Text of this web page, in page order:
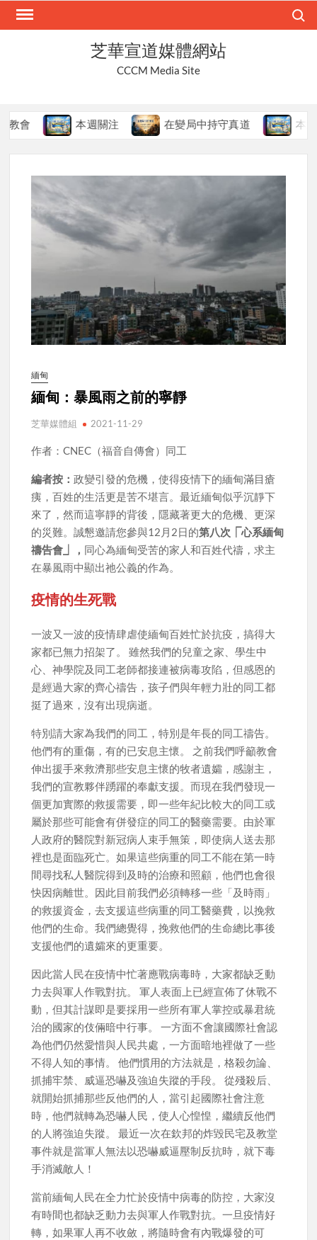
Skip
芝華宣道媒體網站
CCCM Media Site
本週關注 在變局中持守真道 本週關注
緬甸
緬甸：暴風雨之前的寧靜
芝華媒體組 2021-11-29
作者：CNEC（福音自傳會）同工
編者按：政變引發的危機，使得疫情下的緬甸滿目瘡
痍，百姓的生活更是苦不堪言。最近緬甸似乎沉靜下
來了，然而這寧靜的背後，隱藏著更大的危機、更深
的災難。誠懇邀請您參與12月2日的第八次⎾心系緬甸
禱告會⏌， 同心為緬甸受苦的家人和百姓代禱，求主
在暴風雨中顯出祂公義的作為。
疫情的生死戰
一波又一波的疫情肆虐使緬甸百姓忙於抗疫，搞得大
家都已無力招架了。 雖然我們的兒童之家、學生中
心、神學院及同工老師都接連被病毒攻陷，但感恩的
是經過大家的齊心禱告，孩子們與年輕力壯的同工都
挺了過來，沒有出現病逝。
特別請大家為我們的同工，特別是年長的同工禱告。
他們有的重傷，有的已安息主懷。 之前我們呼籲教會
伸出援手來救濟那些安息主懷的牧者遺孀，感謝主，
我們的宣教夥伴踴躍的奉獻支援。而現在我們發現一
個更加實際的救援需要，即一些年紀比較大的同工或
屬於那些可能會有併發症的同工的醫藥需要。由於軍
人政府的醫院對新冠病人束手無策，即使病人送去那
裡也是面臨死亡。如果這些病重的同工不能在第一時
間尋找私人醫院得到及時的治療和照顧，他們也會很
快因病離世。因此目前我們必須轉移一些「及時雨」
的救援資金，去支援這些病重的同工醫藥費，以挽救
他們的生命。我們總覺得，挽救他們的生命總比事後
支援他們的遺孀來的更重要。
因此當人民在疫情中忙著應戰病毒時，大家都缺乏動
力去與軍人作戰對抗。 軍人表面上已經宣佈了休戰不
動，但其計謀即是要採用一些所有軍人掌控或暴君統
治的國家的伎倆暗中行事。 一方面不會讓國際社會認
為他們仍然愛惜與人民共處，一方面暗地裡做了一些
不得人知的事情。 他們慣用的方法就是，格殺勿論、
抓捕牢禁、威逼恐嚇及強迫失蹤的手段。 從殘殺后、
就開始抓捕那些反他們的人，當引起國際社會注意
時，他們就轉為恐嚇人民，使人心惶惶，繼續反他們
的人將強迫失蹤。 最近一次在欽邦的炸毀民宅及教堂
事件就是當軍人無法以恐嚇威逼壓制反抗時，就下毒
手消滅敵人！
當前緬甸人民在全力忙於疫情中病毒的防控，大家沒
有時間也都缺乏動力去與軍人作戰對抗。一旦疫情好
轉，如果軍人再不收斂，將隨時會有內戰爆發的可